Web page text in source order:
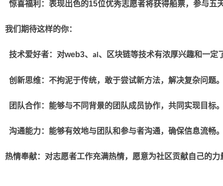
惊喜福利：表现出色的15位优秀志愿者将获得船票，参与五
我们期待这样的你：
技术爱好者：对web3、 ai、区块链等技术有浓厚兴趣和一定
创新思维：不拘泥于传统，敢于尝试新方法，解决复杂问题
团队合作：能够与不同背景的团队成员协作，共同实现目标
沟通能力：能够有效地与团队和参与者沟通，确保信息流畅
热情奉献：对志愿者工作充满热情，愿意为社区贡献自己的力